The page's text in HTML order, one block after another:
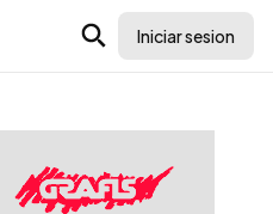
Iniciar sesion